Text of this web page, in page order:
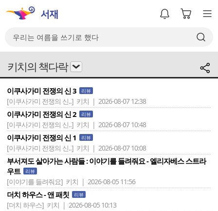
키치의 책다락
이쿠사가미 전쟁의 신 3 리뷰
[이쿠사가미 전쟁의 신..] 키치 | 2026-08-07 12:38
이쿠사가미 전쟁의 신 2 리뷰
[이쿠사가미 전쟁의 신..] 키치 | 2026-08-07 10:48
이쿠사가미 전쟁의 신 1 리뷰
[이쿠사가미 전쟁의 신..] 키치 | 2026-08-07 10:08
부서져도 살아가는 사람들 : 이야기를 들려줘요 - 엘리자베스 스트라
우트
리뷰
[이야기를 들려줘요] 키치 | 2026-08-05 11:56
더치 하우스 - 앤 패칫 리뷰
[더치 하우스] 키치 | 2026-08-05 10:13